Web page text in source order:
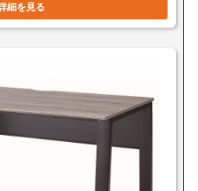
細を見る